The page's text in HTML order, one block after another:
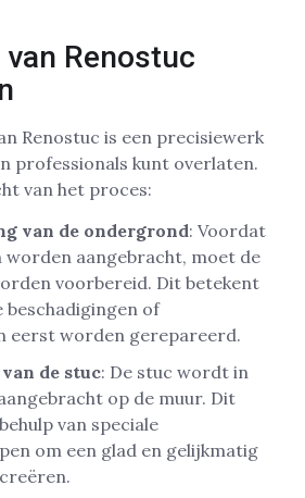
Renostuc
Renostuc is een precisiewerk
professionals kunt overlaten.
van het proces:
van de ondergrond: Voordat
worden aangebracht, moet de
voorbereid. Dit betekent
beschadigingen of
eerst worden gerepareerd.
de stuc: De stuc wordt in
op de muur. Dit
van speciale
om een glad en gelijkmatig